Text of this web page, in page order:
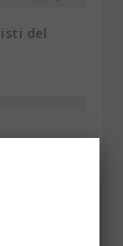
del